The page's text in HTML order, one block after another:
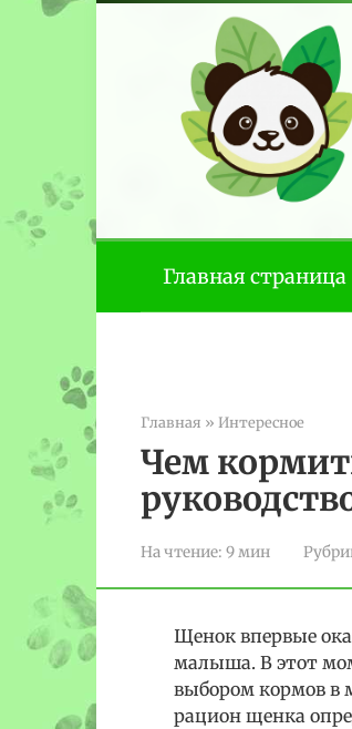
Перейти
Главная страница
Главная » Интересное
Чем
На чтение: 9 мин
Щенок впервые
малыша. В этот
выбором кормов в
рацион щенка